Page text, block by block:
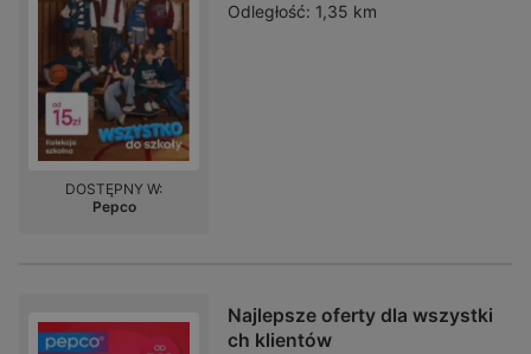
Odległość: 1,35 km
DOSTĘPNY W:
Pepco
Najlepsze oferty dla wszystki
ch klientów